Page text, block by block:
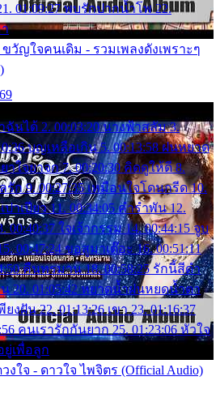
01:09:27 พบรักปากน้ำโพ 22.
ญใจคนเดิม - รวมเพลงดังเพราะๆ
ฉันได้ 2. 00:03:20 นางฟ้าสลัม 3.
บุญเหลือเกิน 5. 00:13:58 ฝนหยาด
าใจยาจก 7. 00:20:30 คิดดูให้ดี 8.
รัก 9. 00:27:35 เหมือนใจโดนกรีด 10.
าเปียว 11. 00:34:05 คำรำพัน 12.
00:40:37 ใจเจ้ากรรม 14. 00:44:15 จูบ
00:47:24 ขอสูมาเต๊อะ 16. 00:51:11
คืนทรมาน 18. 00:58:25 รักนี้สีดำ
น 20. 01:05:42 หยาดน้ำฝนหยดน้ำตา
ยงฝัน 22. 01:13:26 เขา 23. 01:16:37
คนเรารักกันยาก 25. 01:23:06 หัวใจ
ยู่เพื่อลูก
งใจ - ดาวใจ ไพจิตร (Official Audio)